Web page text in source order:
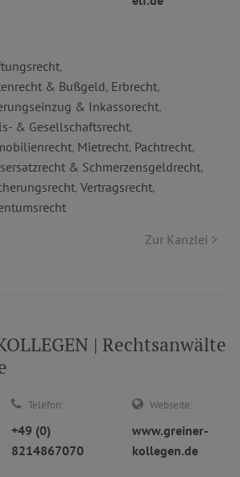
,
& Bußgeld, Erbrecht,
& Inkassorecht,
& Gesellschaftsrecht,
, Mietrecht, Pachtrecht,
& Schmerzensgeldrecht,
, Vertragsrecht,
Zur Kanzlei >
| Rechtsanwälte
Telefon:
+49 (0)
8214867070
Webseite:
www.greiner-
kollegen.de